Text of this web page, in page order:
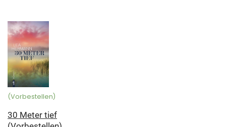
(Vorbestellen)
30 Meter tief